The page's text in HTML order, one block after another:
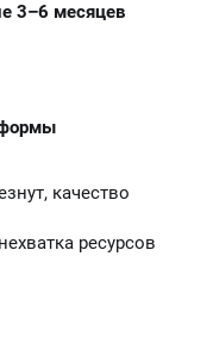
3–6 месяцев
качество
ресурсов